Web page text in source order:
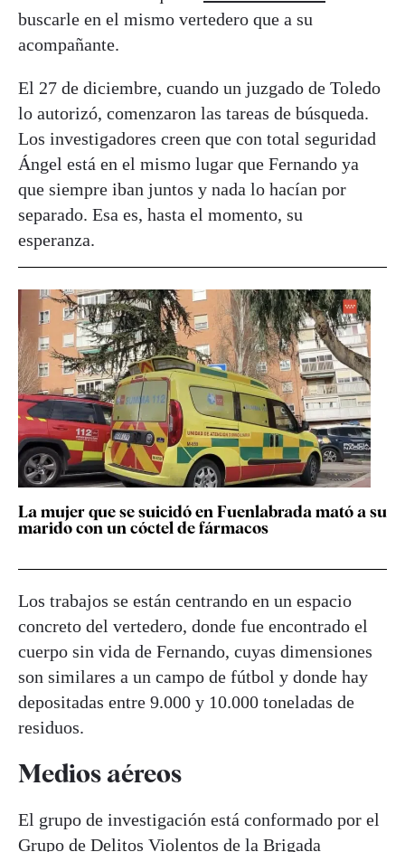
buscarle en el mismo vertedero que a su
acompañante.
El 27 de diciembre, cuando un juzgado de Toledo
lo autorizó, comenzaron las tareas de búsqueda.
Los investigadores creen que con total seguridad
Ángel está en el mismo lugar que Fernando ya
que siempre iban juntos y nada lo hacían por
separado. Esa es, hasta el momento, su
esperanza.
La mujer que se suicidó en Fuenlabrada mató a su
marido con un cóctel de fármacos
Los trabajos se están centrando en un espacio
concreto del vertedero, donde fue encontrado el
cuerpo sin vida de Fernando, cuyas dimensiones
son similares a un campo de fútbol y donde hay
depositadas entre 9.000 y 10.000 toneladas de
residuos.
Medios aéreos
El grupo de investigación está conformado por el
Grupo de Delitos Violentos de la Brigada